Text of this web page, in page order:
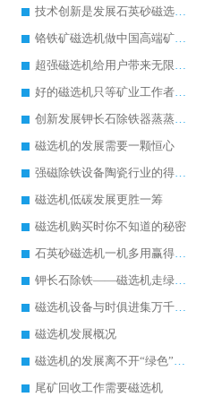
技术创新是发展石英砂磁选机的主要驱动力
铬铁矿磁选机做中国高端矿山行业领跑者
超强磁选机给用户带来无限效益
好的磁选机只等矿业工作者与之共享
创新发展钾长石除铁器蒸蒸日上
磁选机的发展需要一颗恒心
强磁除铁设备陶瓷行业的得力助手
磁选机低碳发展更胜一筹
磁选机购买时你不知道的秘密
石英砂磁选机一机多用赢得用户掌声
钾长石除铁——磁选机走绿色环保之路
磁选机设备与时俱进集万千宠爱与一身
磁选机发展概况
磁选机的发展离不开“绿色”的追逐
尾矿回收工作需要磁选机